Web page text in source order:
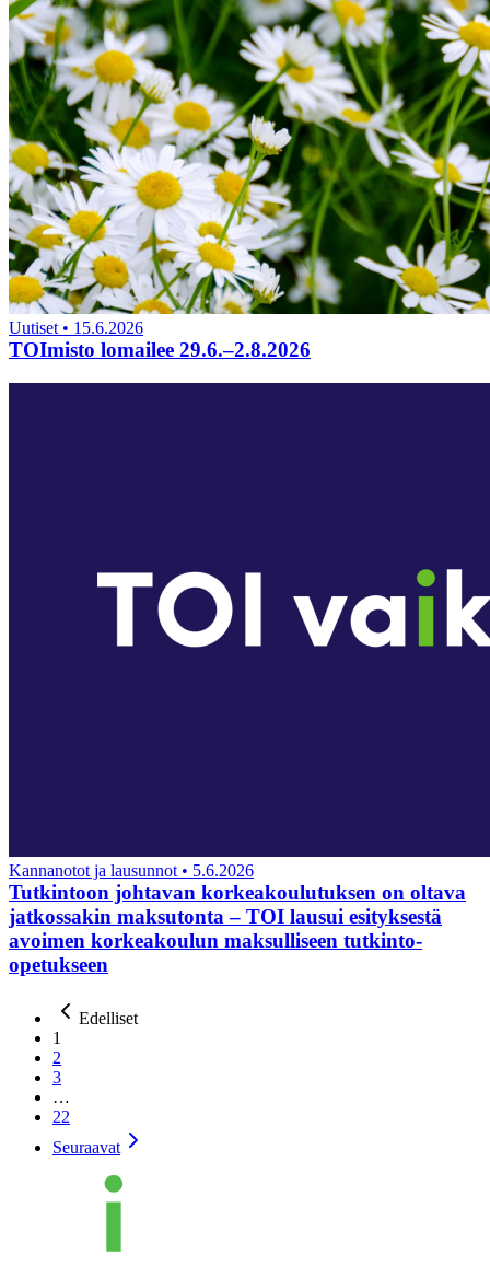
Uutiset • 15.6.2026
TOImisto lomailee 29.6.–2.8.2026
Kannanotot ja lausunnot • 5.6.2026
Tutkintoon johtavan korkeakoulutuksen on oltava
jatkossakin maksutonta – TOI lausui esityksestä
avoimen korkeakoulun maksulliseen tutkinto-
opetukseen
Edelliset
1
2
3
…
22
Seuraavat